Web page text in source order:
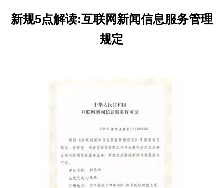
新规5点解读:互联网新闻信息服务管理
规定